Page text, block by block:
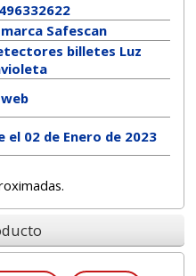
Safescan
billetes Luz
el 02 de Enero de 2023